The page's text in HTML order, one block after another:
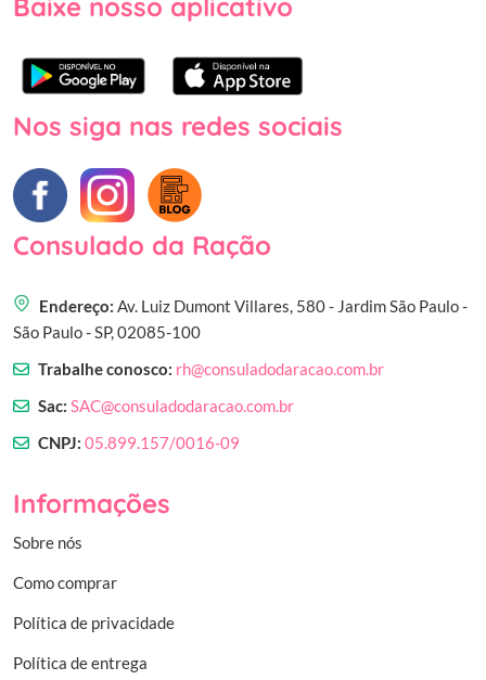
Baixe nosso aplicativo
Nos siga nas redes sociais
Consulado da Ração
Endereço: Av. Luiz Dumont Villares, 580 - Jardim São Paulo -
São Paulo - SP, 02085-100
Trabalhe conosco: rh@consuladodaracao.com.br
Sac: SAC@consuladodaracao.com.br
CNPJ: 05.899.157/0016-09
Informações
Sobre nós
Como comprar
Política de privacidade
Política de entrega